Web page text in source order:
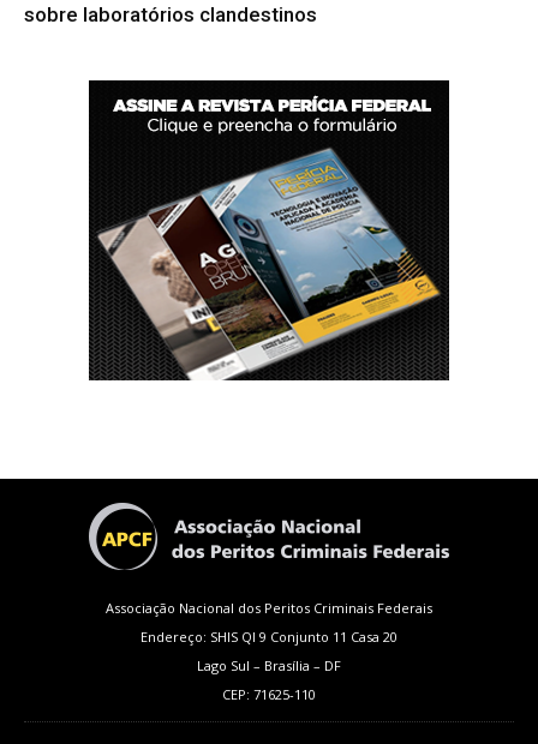
sobre laboratórios clandestinos
Associação Nacional dos Peritos Criminais Federais
Endereço: SHIS QI 9 Conjunto 11 Casa 20
Lago Sul – Brasília – DF
CEP: 71625-110